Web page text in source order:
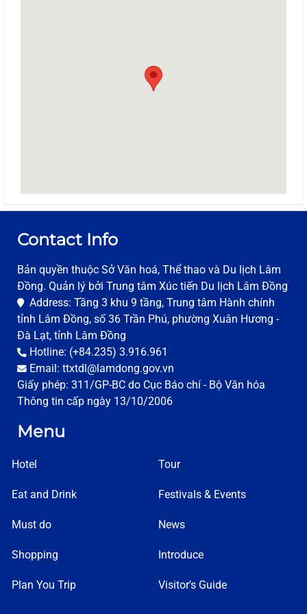
Contact Info
Bản quyền thuộc Sở Văn hoá, Thể thao và Du lịch Lâm
Đồng. Quản lý bởi Trung tâm Xúc tiến Du lịch Lâm Đồng
Address: Tầng 3 khu 9 tầng, Trung tâm Hành chính
tỉnh Lâm Đồng, số 36 Trần Phú, phường Xuân Hương -
Đà Lạt, tỉnh Lâm Đồng
Hotline: (+84.235) 3.916.961
Email: ttxtdl@lamdong.gov.vn
Giấy phép: 311/GP-BC do Cục Báo chí - Bộ Văn hóa
Thông tin cấp ngày 13/10/2006
Menu
Hotel
Eat and Drink
Must do
Shopping
Plan You Trip
Tour
Festivals & Events
News
Introduce
Visitor's Guide